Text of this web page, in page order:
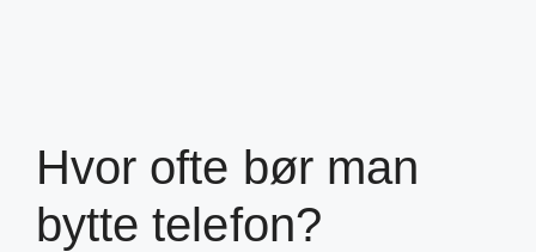
Hvor ofte bør man
bytte telefon?